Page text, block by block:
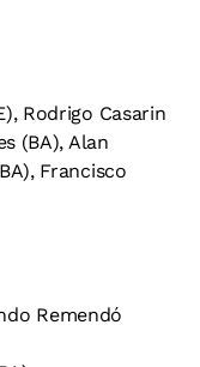
Rodrigo Casarin
(BA), Alan
Francisco
Remendó